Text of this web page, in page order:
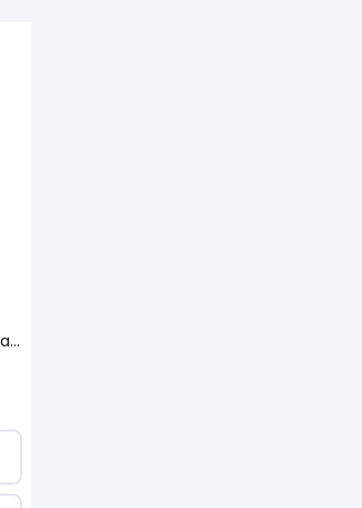
Baskets à lacets imprimé léopard